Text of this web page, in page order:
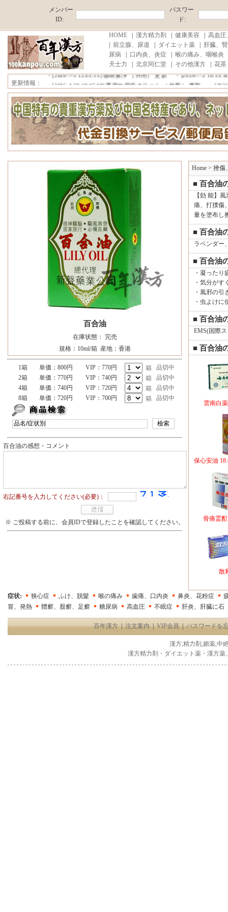
メンバー
ID:
パスワー
ド:
HOME| 漢方精力剤 健康美容
高血圧
前立腺、尿道 ダイエット薬|
肝臓、
尿病
口内炎、炎症 喉の痛み、咽喉炎
天士力
北京同仁堂| その他漢方| 花茶
更新情報：
■中国原産地直売,薄利多売！ ■消費税、代行手数料が無料!■注文商
・[2026-7-20 15:52:17]
雪域藏宝 更新・[2026-7-6 20:47:31]
プロ
・[2026-7-5 12:02:15]珊瑚癬浄 （外用） 更新 ・[2026-7-2
・[2026-4-28 19:45:08]雲南白薬痔クリーム （外用） 更新・[2026-
■中国原産地直売,薄利多売！ ■消費税、代行手数料が無料!■注文商
百合油
在庫状態： 完売
規格：10ml/箱 産地：香港
1箱 単価：800円 VIP：770円 箱 品切中
2箱
単価：770円 VIP：740円 箱 品切中
4箱
単価：740円 VIP：720円 箱 品切中
8箱
単価：720円 VIP：700円 箱 品切中
百合油の感想・コメント
右記番号を入力してください(必要)：
※ ご投稿する前に、会員IDで登録したことを確認してください。
Home> 挫傷
■ 百合油
【効 能】
痛、打撲傷
量を塗布し
■ 百合油
ラベンダー
■ 百合油
・凝った
・気分が
・風邪の
・虫よけ
■ 百合油
EMS(国際
■ 百合油
雲南白
保心安油
骨痛霊
散
症状: 狭心症 ふけ、脱髮 喉の痛み 歯痛、口内炎 鼻炎、花粉症
冒、発熱
體癬、股癬、足癬 糖尿病 高血圧 不眠症 肝炎、肝臓に石
百年漢方|注文案内|VIP会員|パスワードを
漢方,精力剤,媚薬,中
漢方精力剤・ダイエット薬・漢方